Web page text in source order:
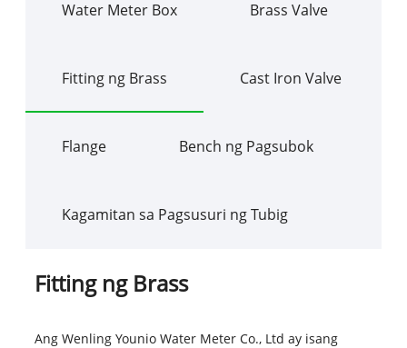
Water Meter Box Brass Valve
Fitting ng Brass Cast Iron Valve
Flange Bench ng Pagsubok
Kagamitan sa Pagsusuri ng Tubig
Fitting ng Brass
Ang Wenling Younio Water Meter Co., Ltd ay isang